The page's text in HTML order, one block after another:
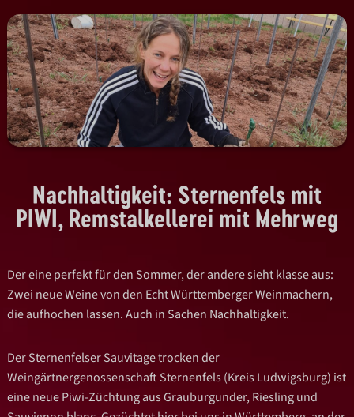
Nachhaltigkeit: Sternenfels mit
PIWI, Remstalkellerei mit Mehrweg
Der eine perfekt für den Sommer, der andere sieht klasse aus:
Zwei neue Weine von den Echt Württemberger Weinmachern,
die aufhochen lassen. Auch in Sachen Nachhaltigkeit.
Der Sternenfelser Sauvitage trocken der
Weingärtnergenossenschaft Sternenfels (Kreis Ludwigsburg) ist
eine neue Piwi-Züchtung aus Grauburgunder, Riesling und